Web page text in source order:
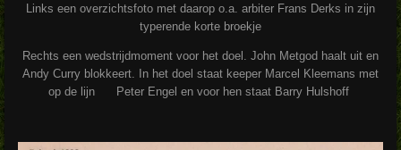
Links een overzichtsfoto met daarop o.a. arbiter Frans Derks in zijn
typerende korte broekje
Rechts een wedstrijdmoment voor het doel. John Metgod haalt uit en
Andy Curry blokkeert. In het doel staat keeper Marcel Kleemans met
op de lijn Peter Engel en voor hen staat Barry Hulshoff